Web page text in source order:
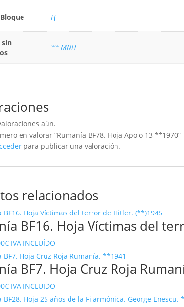
Ң
sin
** MNH
aún.
en valorar “Rumanía BF78. Hoja Apolo 13 **1970”
para publicar una valoración.
relacionados
BF16. Hoja Víctimas del
€El
precio
actual
IVA INCLUÍDO
BF7. Hoja Cruz Roja
€El
precio
IVA INCLUÍDO